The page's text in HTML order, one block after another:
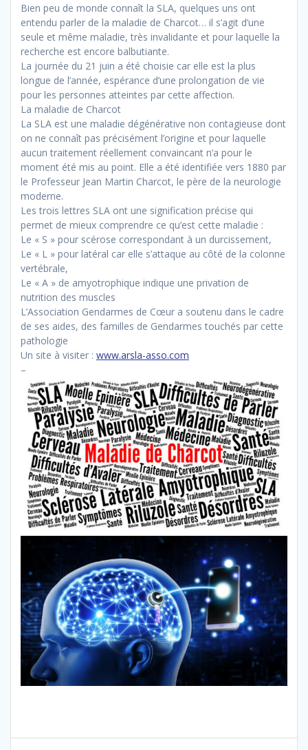
Bien peu de monde connaît la SLA, quelques uns ont
entendu parler de la maladie de Charcot… il s’agit d’une
seule et même maladie, très invalidante et pour laquelle la
recherche est encore balbutiante.
La journée du 21 juin a été choisie car elle est la plus
longue de l’année, espérance d’une prolongation de vie
pour les personnes atteintes par cette affection.
La maladie de Charcot
La SLA est une maladie dégénérative non contagieuse dont
on ne connaît pas précisément l’origine et pour laquelle
aucun traitement réellement convaincant n’a pour le
moment été mis au point. Elle a été identifiée vers 1880 par
le Professeur Jean Martin Charcot, le père de la neurologie
moderne.
Les trois lettres SLA ont une signification précise qui
permet de mieux comprendre ce qu’est cette maladie :
Le « S » pour scérose correspondant à un durcissement,
Le « L » pour latéral car elle s’attaque au côté de la colonne
vertébrale,
Le « A » de amyotrophique indique une privation de
nutrition des muscles
L’Association Gendarmes de Cœur a soutenu dans le cadre
de ses aides, des familles de Gendarmes touchés par cette
pathologie
Un site à visiter : www.arsla-asso.com
–